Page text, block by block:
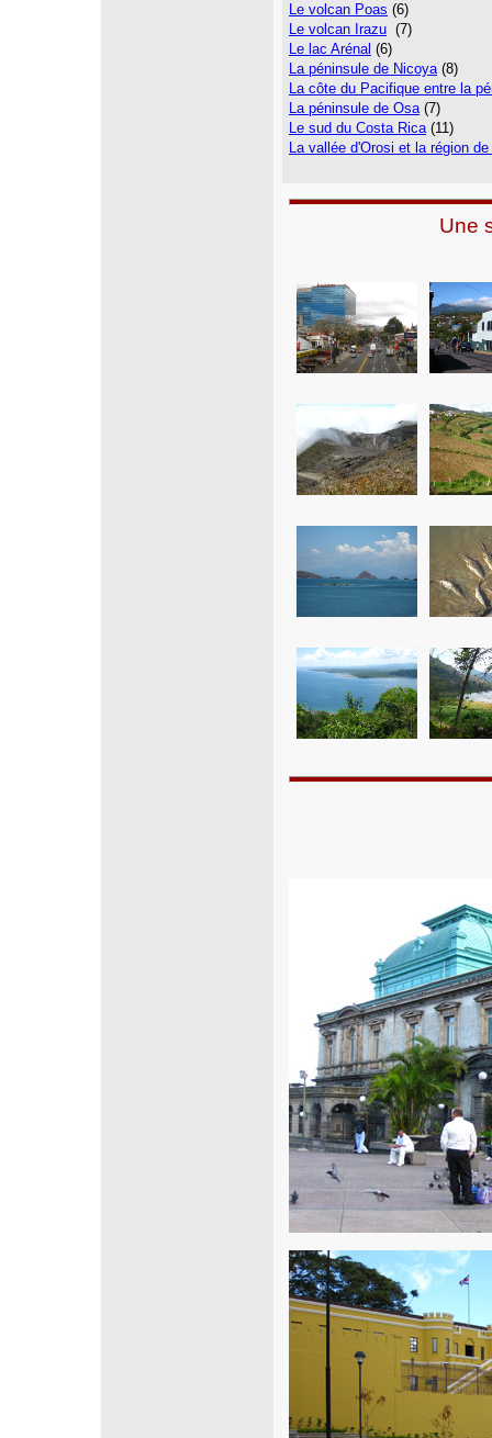
Le volcan Poas (6)
Le volcan Irazu (7)
Le lac Arénal (6)
La péninsule de Nicoya(8)
La côte du Pacifique entre la
La péninsule de Osa(7)
Le sud du Costa Rica(11)
La vallée d'Orosi et la région
Une